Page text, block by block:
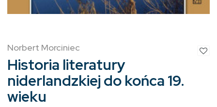
Norbert Morciniec
Historia literatury
niderlandzkiej do końca 19.
wieku